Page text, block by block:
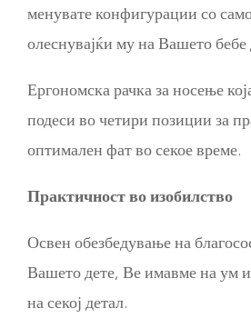
менувате конфигурации со
олеснувајќи му на Вашето бебе
Ергономска рачка за носење
подеси во четири позиции за
оптимален фат во секое време.
Практичност во изобилство
Освен обезбедување на
Вашето дете, Ве имавме на ум
на секој детал.